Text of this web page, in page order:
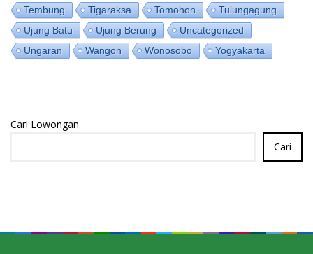
Tembung
Tigaraksa Tomohon
Tulungagung
Ujung Batu
Ujung Berung
Uncategorized
Ungaran
Wangon Wonosobo Yogyakarta
Cari Lowongan
Cari